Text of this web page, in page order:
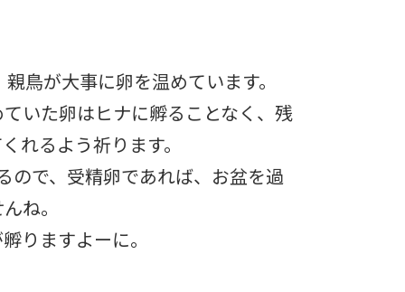
鳥が大事に卵を温めています。
いた卵はヒナに孵ることなく、残
れるよう祈ります。
ので、受精卵であれば、お盆を過
ね。
りますよーに。